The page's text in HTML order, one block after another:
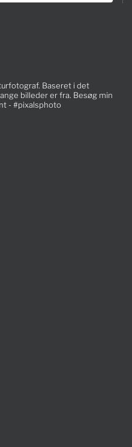
Baseret i det
billeder er fra. Besøg min
- #pixalsphoto